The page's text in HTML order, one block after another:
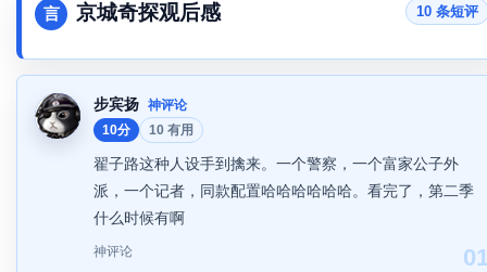
言 京城奇探观后感 10 条短评
步宾扬 神评论
10分
10 有用
翟子路这种人设手到擒来。一个警察，一个富家公子外
派，一个记者，同款配置哈哈哈哈哈哈。看完了，第二季
什么时候有啊
神评论